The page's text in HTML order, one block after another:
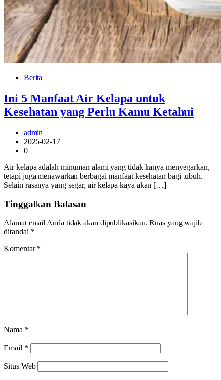
Berita
Ini 5 Manfaat Air Kelapa untuk
Kesehatan yang Perlu Kamu Ketahui
admin
2025-02-17
0
Air kelapa adalah minuman alami yang tidak hanya menyegarkan,
tetapi juga menawarkan berbagai manfaat kesehatan bagi tubuh.
Selain rasanya yang segar, air kelapa kaya akan […]
Tinggalkan Balasan
Alamat email Anda tidak akan dipublikasikan. Ruas yang wajib
ditandai *
Komentar *
Nama *
Email *
Situs Web